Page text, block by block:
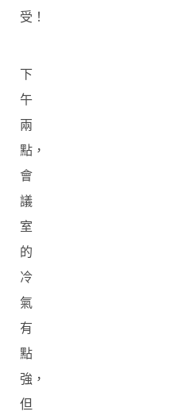
受！
下
午
兩
點，
會
議
室
的
冷
氣
有
點
強，
但